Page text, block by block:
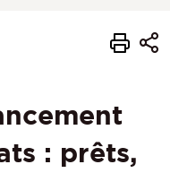
: prêts,